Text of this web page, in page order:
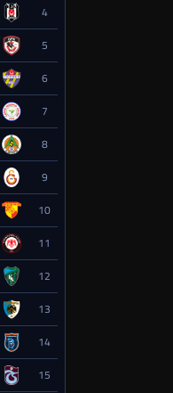
4
5
6
7
8
9
10
11
12
13
14
15